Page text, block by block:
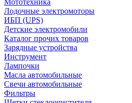
Лодочные электромоторы
ИБП (UPS)
Детские электромобили
Каталог прочих товаров
Зарядные устройства
Инструмент
Лампочки
Масла автомобильные
Свечи автомобильные
Фильтры